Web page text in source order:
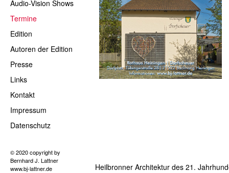
Audio-Vision Shows
Termine
Edition
Autoren der Edition
Presse
Links
Kontakt
Impressum
Datenschutz
© 2020 copyright by
Bernhard J. Lattner
www.bj-lattner.de
Heilbronner Architektur des 21.